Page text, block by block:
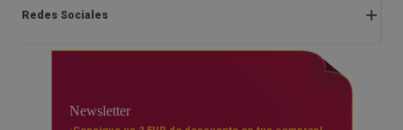
Reglamentos de las ofertas
Sobre nosotros
Redes Sociales
youtube
Newsletter